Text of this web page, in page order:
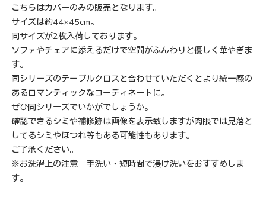
こちらはカバーのみの販売となります。
サイズは約44×45cm。
同サイズが2枚入荷しております。
ソファやチェアに添えるだけで空間がふんわりと優しく華やぎま
す。
同シリーズのテーブルクロスと合わせていただくとより統一感の
あるロマンティックなコーディネートに。
ぜひ同シリーズでいかがでしょうか。
確認できるシミや補修跡は画像を表示致しますが肉眼では見落と
してるシミやほつれ等もある可能性もあります。
ご了承ください。
※お洗濯上の注意 手洗い・短時間で浸け洗いをおすすめしま
す。